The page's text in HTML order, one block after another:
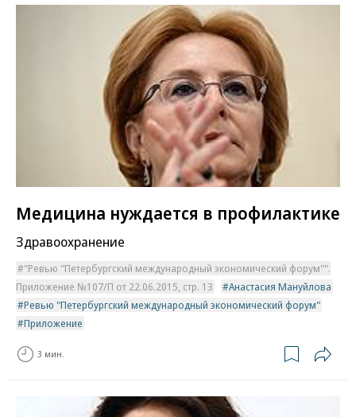
Медицина нуждается в профилактике
Здравоохранение
"Ревью "Петербургский международный экономический форум"".
Приложение №107/П от 22.06.2015, стр. 13
Анастасия Мануйлова
Ревью "Петербургский международный экономический форум"
Приложение
3 мин.